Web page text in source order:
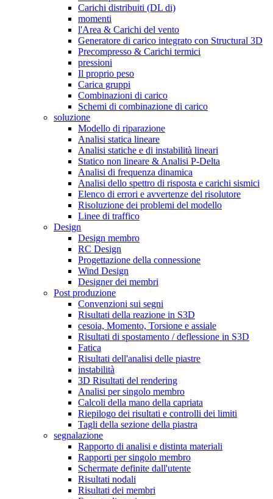
Carichi distribuiti (DL di)
momenti
l'Area & Carichi del vento
Generatore di carico integrato con Structural 3D
Precompresso & Carichi termici
pressioni
Il proprio peso
Carica gruppi
Combinazioni di carico
Schemi di combinazione di carico
soluzione
Modello di riparazione
Analisi statica lineare
Analisi statiche e di instabilità lineari
Statico non lineare & Analisi P-Delta
Analisi di frequenza dinamica
Analisi dello spettro di risposta e carichi sismici
Elenco di errori e avvertenze del risolutore
Risoluzione dei problemi del modello
Linee di traffico
Design
Design membro
RC Design
Progettazione della connessione
Wind Design
Designer dei membri
Post produzione
Convenzioni sui segni
Risultati della reazione in S3D
cesoia, Momento, Torsione e assiale
Risultati di spostamento / deflessione in S3D
Fatica
Risultati dell'analisi delle piastre
instabilità
3D Risultati del rendering
Analisi per singolo membro
Calcoli della mano della capriata
Riepilogo dei risultati e controlli dei limiti
Tagli della sezione della piastra
segnalazione
Rapporto di analisi e distinta materiali
Rapporti per singolo membro
Schermate definite dall'utente
Risultati nodali
Risultati dei membri